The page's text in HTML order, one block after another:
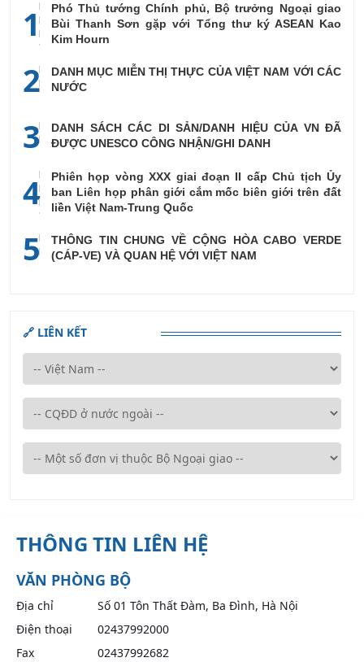
1
Phó Thủ tướng Chính phủ, Bộ trưởng Ngoại giao
Bùi Thanh Sơn gặp với Tổng thư ký ASEAN Kao
Kim Hourn
2
DANH MỤC MIỄN THỊ THỰC CỦA VIỆT NAM VỚI CÁC
NƯỚC
3
DANH SÁCH CÁC DI SẢN/DANH HIỆU CỦA VN ĐÃ
ĐƯỢC UNESCO CÔNG NHẬN/GHI DANH
4
Phiên họp vòng XXX giai đoạn II cấp Chủ tịch Ủy
ban Liên họp phân giới cắm mốc biên giới trên đất
liền Việt Nam-Trung Quốc
5
THÔNG TIN CHUNG VỀ CỘNG HÒA CABO VERDE
(CÁP-VE) VÀ QUAN HỆ VỚI VIỆT NAM
🔗 LIÊN KẾT
THÔNG TIN LIÊN HỆ
VĂN PHÒNG BỘ
Địa chỉ
Số 01 Tôn Thất Đàm, Ba Đình, Hà Nội
Điện thoại
02437992000
Fax
02437992682